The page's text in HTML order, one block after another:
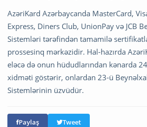
AzəriKard Azərbaycanda MasterCard,
Express, Diners Club, UnionPay və JCB
Sistemləri tərəfindən tamamilə
prossesinq mərkəzidir. Hal-hazırda
eləcə də onun hüdudlarından kənarda
xidməti göstərir, onlardan 23-ü
Sistemlərinin üzvüdür.
Paylaş Tweet